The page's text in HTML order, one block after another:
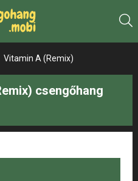
Vitamin A (Remix)
csengőhang